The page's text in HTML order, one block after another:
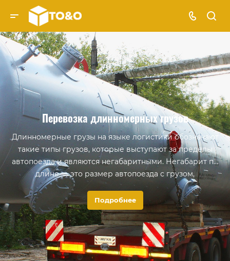
Перевозка длинномерных грузов
Длинномерные грузы на языке логистики обозначают
такие типы грузов, которые выступают за пределы
автопоезда и являются негабаритными. Негабарит по
длине — это размер автопоезда с грузом,
превышающим 20 метров. Чаще всего к таким видам
относятся: строительная техника и оборудование, сваи
и балки, металлоконструкции, колонны и емкости,
лопасти ветрогенераторов, трубы, шпунт, ЖБИ и т.п.
Подробнее